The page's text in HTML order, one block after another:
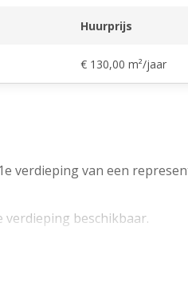
Huurprijs
€ 130,00 m²/jaar
verdieping van een
beschikbaar.